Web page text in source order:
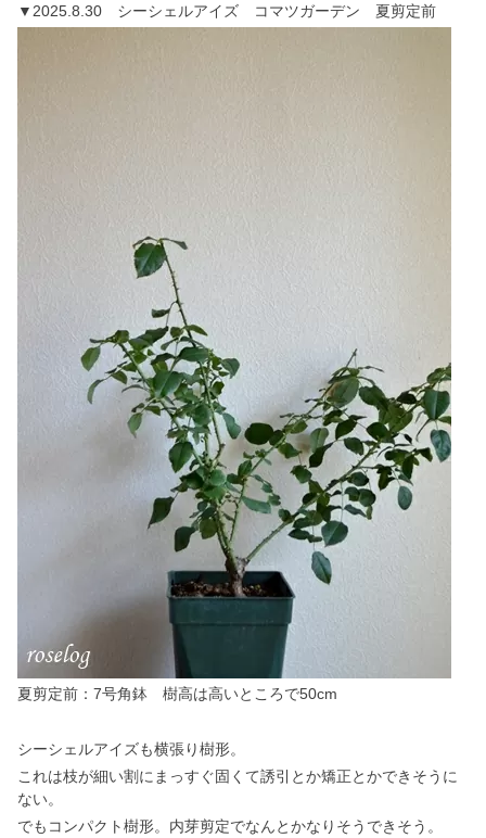
▼2025.8.30 シーシェルアイズ コマツガーデン 夏剪定前
夏剪定前：7号角鉢 樹高は高いところで50cm
シーシェルアイズも横張り樹形。
これは枝が細い割にまっすぐ固くて誘引とか矯正とかできそうに
ない。
でもコンパクト樹形。内芽剪定でなんとかなりそうできそう。